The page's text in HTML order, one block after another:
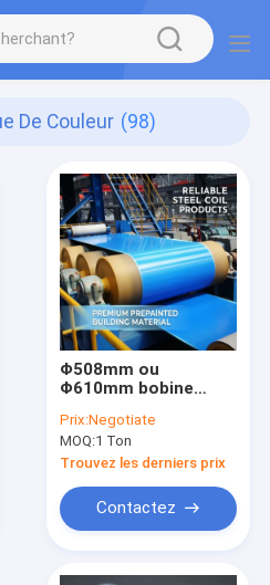
De Couleur (98)
Φ508mm ou
Φ610mm bobine
couleur de
fabrication et de la
société commerciale
adapté pour le
revêtement de toit
et les projets de
Prix:Negotiate
MOQ:1 Ton
Trouvez les derniers prix
Contactez